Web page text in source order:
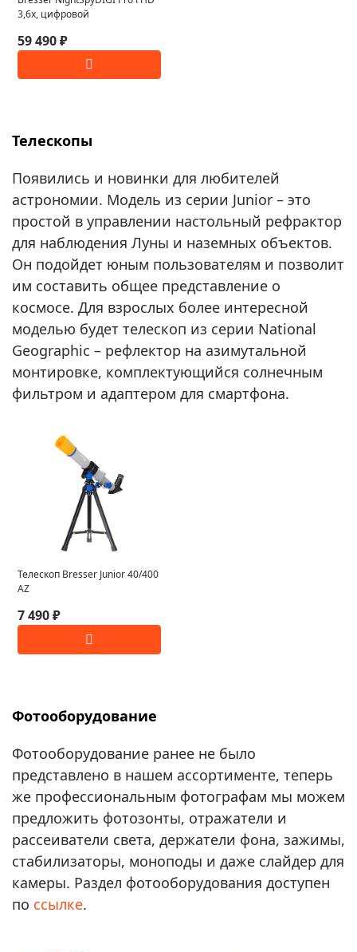
3,6x, цифровой
59 490 ₽
Телескопы
Появились и новинки для любителей
астрономии. Модель из серии Junior – это
простой в управлении настольный рефрактор
для наблюдения Луны и наземных объектов.
Он подойдет юным пользователям и позволит
им составить общее представление о
космосе. Для взрослых более интересной
моделью будет телескоп из серии National
Geographic – рефлектор на азимутальной
монтировке, комплектующийся солнечным
фильтром и адаптером для смартфона.
Телескоп Bresser Junior 40/400
AZ
7 490 ₽
Фотооборудование
Фотооборудование ранее не было
представлено в нашем ассортименте, теперь
же профессиональным фотографам мы можем
предложить фотозонты, отражатели и
рассеиватели света, держатели фона, зажимы,
стабилизаторы, моноподы и даже слайдер для
камеры. Раздел фотооборудования доступен
по ссылке.